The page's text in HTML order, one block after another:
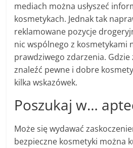
poradniki
na
każdy
temat
mediach można usłyszeć
kosmetykach. Jednak tak
reklamowane pozycje
nic wspólnego z kosmetykami
prawdziwego zdarzenia.
znaleźć pewne i dobre
kilka wskazówek.
Poszukaj w…
Może się wydawać
bezpieczne kosmetyki można